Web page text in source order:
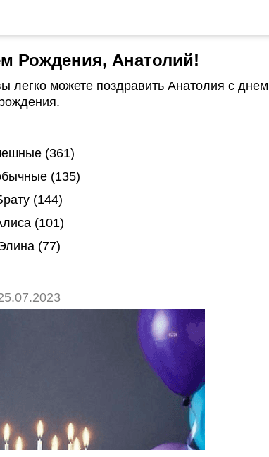
Рождения, Анатолий!
легко можете поздравить Анатолия с днем
(361)
(135)
(144)
(101)
(77)